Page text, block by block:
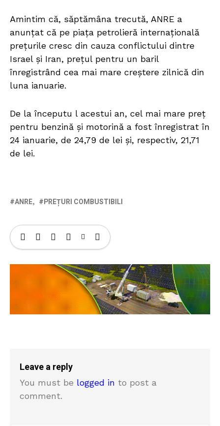
Amintim că, săptămâna trecută, ANRE a
anunțat că pe piața petrolieră internațională
prețurile cresc din cauza conflictului dintre
Israel și Iran, prețul pentru un baril
înregistrând cea mai mare creștere zilnică din
luna ianuarie.
De la începutu l acestui an, cel mai mare preț
pentru benzină și motorină a fost înregistrat în
24 ianuarie, de 24,79 de lei și, respectiv, 21,71
de lei.
ANRE PREȚURI COMBUSTIBILI
Leave a reply
You must be logged in to post a
comment.